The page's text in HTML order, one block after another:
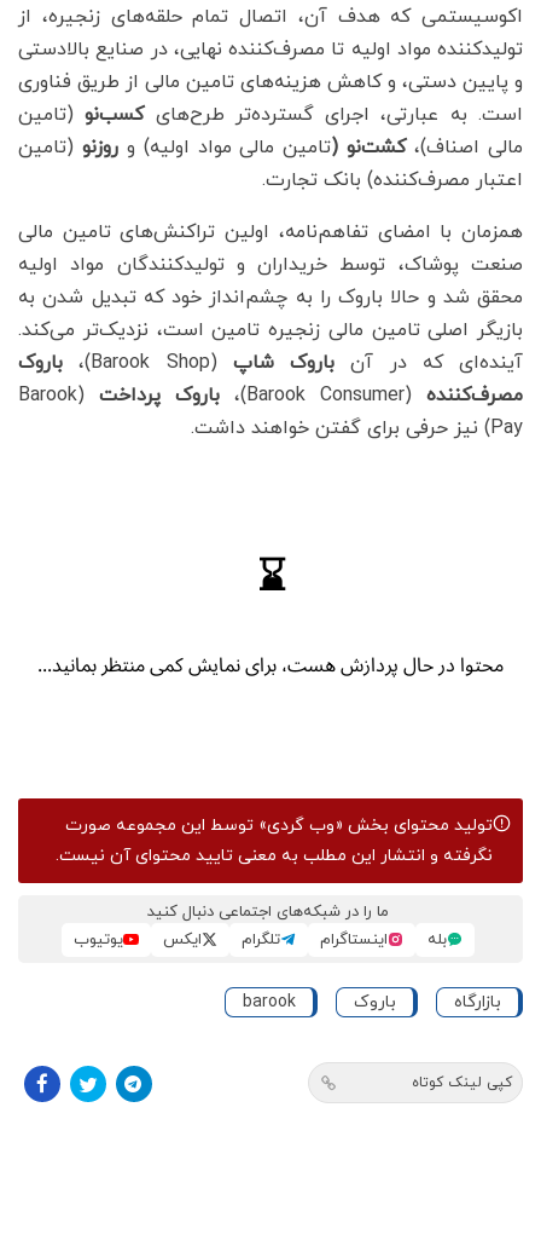
اکوسیستمی که هدف آن، اتصال تمام حلقه‌های زنجیره، از
تولیدکننده مواد اولیه تا مصرف‌کننده نهایی، در صنایع بالادستی
و پایین دستی، و کاهش هزینه‌های تامین مالی از طریق فناوری
است. به عبارتی، اجرای گسترده‌تر طرح‌هایکسب‌نو(تامین
مالی اصناف)،کشت‌نو (تامین مالی مواد اولیه) وروز‌نو (تامین
اعتبار مصرف‌کننده) بانک تجارت.
همزمان با امضای تفاهم‌نامه، اولین تراکنش‌های تامین مالی
صنعت پوشاک، توسط خریداران و تولیدکنندگان مواد اولیه
محقق شد و حالا باروک را به چشم‌انداز خود که تبدیل شدن به
بازیگر اصلی تامین مالی زنجیره تامین است، نزدیک‌تر می‌کند.
آینده‌ای که در آن باروک شاپ (Barook Shop)،
باروک
مصرف‌کننده (Barook Consumer)، باروک پرداخت
(Barook
Pay) نیز حرفی برای گفتن خواهند داشت.
تولید محتوای بخش «وب گردی» توسط این مجموعه صورت
نگرفته و انتشار این مطلب به معنی تایید محتوای آن نیست.
ما را در شبکه‌های اجتماعی دنبال کنید
بله
اینستاگرام تلگرام ایکس یوتیوب
بازارگاه باروک barook
کپی لینک کوتاه